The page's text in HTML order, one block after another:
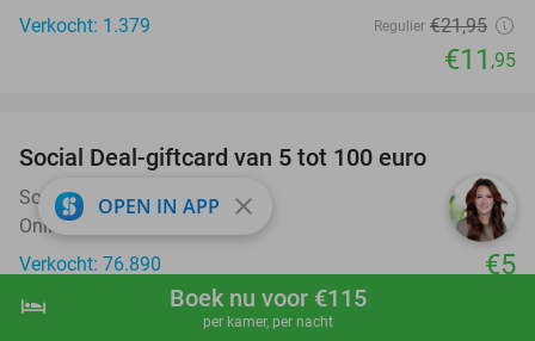
shopping_cart Boek nu
hotel Boek nu voor €115
per kamer, per nacht
Verkocht: 1.379
Regulier €21,95
€11 ,95
Social Deal-giftcard van 5 tot 100 euro
Social Deal Giftcard
Online
Verkocht: 76.890
€5
OPEN IN APP close